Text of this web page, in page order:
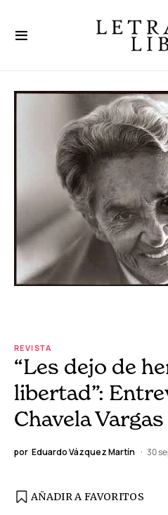
REVISTA
“Les dejo de
libertad”:
Chavela Vargas
por Eduardo Vázquez Martín 30
AÑADIR A FAVORITOS